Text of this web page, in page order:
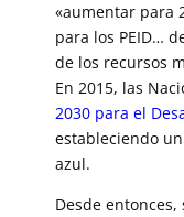
«aumentar para
para los PEID…
de los recursos
En 2015, las
2030 para el
estableciendo
azul.
Desde